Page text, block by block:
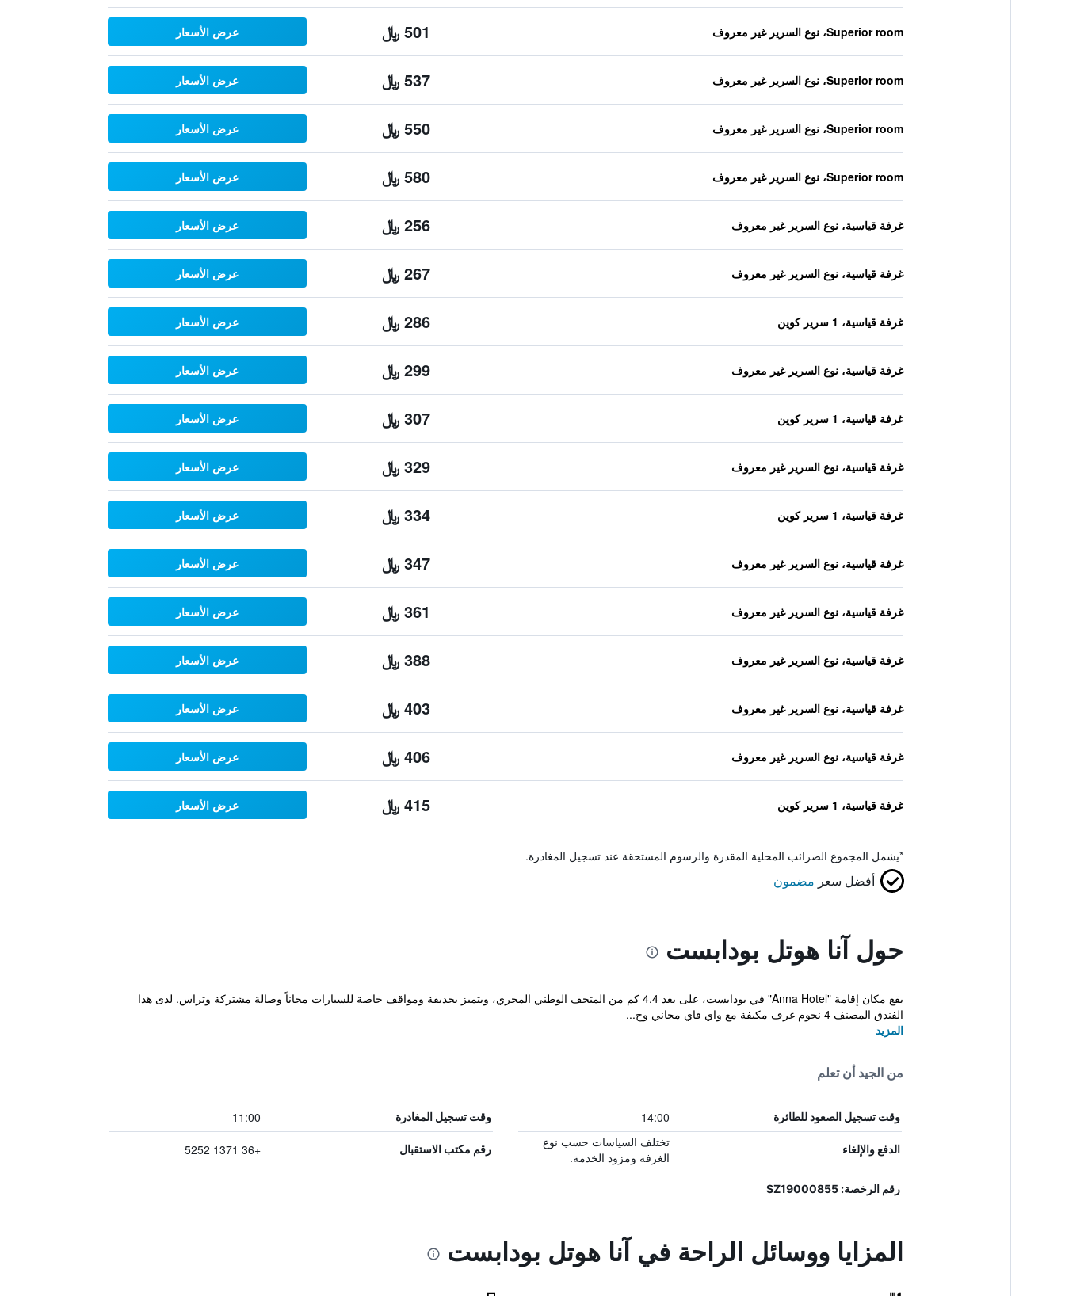
Superior room، نوع السرير غير معروف 501 ﷼ عرض الأسعار
Superior room، نوع السرير غير معروف 537 ﷼ عرض الأسعار
Superior room، نوع السرير غير معروف 550 ﷼ عرض الأسعار
Superior room، نوع السرير غير معروف 580 ﷼ عرض الأسعار
غرفة قياسية، نوع السرير غير معروف 256 ﷼ عرض الأسعار
غرفة قياسية، نوع السرير غير معروف 267 ﷼ عرض الأسعار
غرفة قياسية، 1 سرير كوين 286 ﷼ عرض الأسعار
غرفة قياسية، نوع السرير غير معروف 299 ﷼ عرض الأسعار
غرفة قياسية، 1 سرير كوين 307 ﷼ عرض الأسعار
غرفة قياسية، نوع السرير غير معروف 329 ﷼ عرض الأسعار
غرفة قياسية، 1 سرير كوين 334 ﷼ عرض الأسعار
غرفة قياسية، نوع السرير غير معروف 347 ﷼ عرض الأسعار
غرفة قياسية، نوع السرير غير معروف 361 ﷼ عرض الأسعار
غرفة قياسية، نوع السرير غير معروف 388 ﷼ عرض الأسعار
غرفة قياسية، نوع السرير غير معروف 403 ﷼ عرض الأسعار
غرفة قياسية، نوع السرير غير معروف 406 ﷼ عرض الأسعار
غرفة قياسية، 1 سرير كوين 415 ﷼ عرض الأسعار
*يشمل المجموع الضرائب المحلية المقدرة والرسوم المستحقة عند تسجيل المغادرة.
أفضل سعر مضمون
حول آنا هوتل بودابست
يقع مكان إقامة "Anna Hotel" في بودابست، على بعد 4.4 كم من المتحف الوطني المجري، ويتميز بحديقة ومواقف خاصة للسيارات مجاناً وصالة مشتركة وتراس. لدى هذا
الفندق المصنف 4 نجوم غرف مكيفة مع واي فاي مجاني وح...
المزيد
من الجيد أن تعلم
وقت تسجيل الصعود للطائرة 14:00 وقت تسجيل المغادرة 11:00
الدفع والإلغاء
تختلف السياسات حسب نوع
الغرفة ومزود الخدمة.
رقم مكتب الاستقبال +36 1371 5252
رقم الرخصة: SZ19000855
المزايا ووسائل الراحة في آنا هوتل بودابست